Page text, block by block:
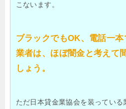
こないます。
ブラックでもOK、電話一
業者は、ほぼ闇金と考えて
しょう。
ただ日本貸金業協会を装っている